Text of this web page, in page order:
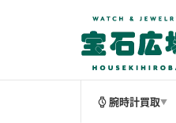
腕時計買取▼